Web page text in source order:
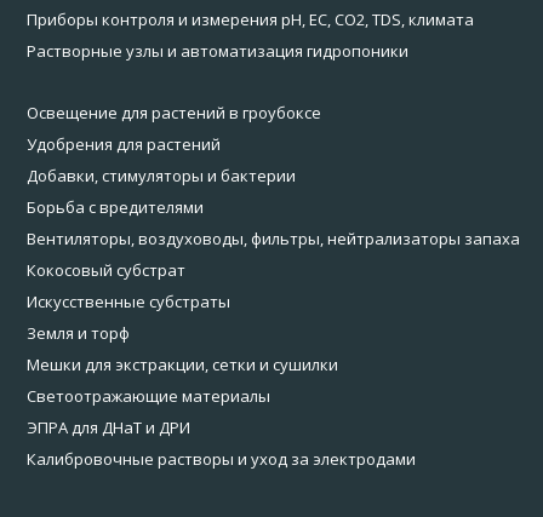
Приборы контроля и измерения pH, EC, CO2, TDS, климата
Растворные узлы и автоматизация гидропоники
Освещение для растений в гроубоксе
Удобрения для растений
Добавки, стимуляторы и бактерии
Борьба с вредителями
Вентиляторы, воздуховоды, фильтры, нейтрализаторы запаха
Кокосовый субстрат
Искусственные субстраты
Земля и торф
Мешки для экстракции, сетки и сушилки
Светоотражающие материалы
ЭПРА для ДНаТ и ДРИ
Калибровочные растворы и уход за электродами